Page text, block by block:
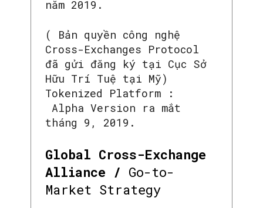
năm 2019.
( Bản quyền công nghệ
Cross-Exchanges Protocol
đã gửi đăng ký tại Cục Sở
Hữu Trí Tuệ tại Mỹ)
Tokenized Platform :
Alpha Version ra mắt
tháng 9, 2019.
Global Cross-Exchange
Alliance / Go-to-
Market Strategy